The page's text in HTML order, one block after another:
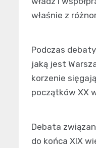
właśnie z
Podczas
jaką jest
korzenie
początków XX
Debata
do końca XIX